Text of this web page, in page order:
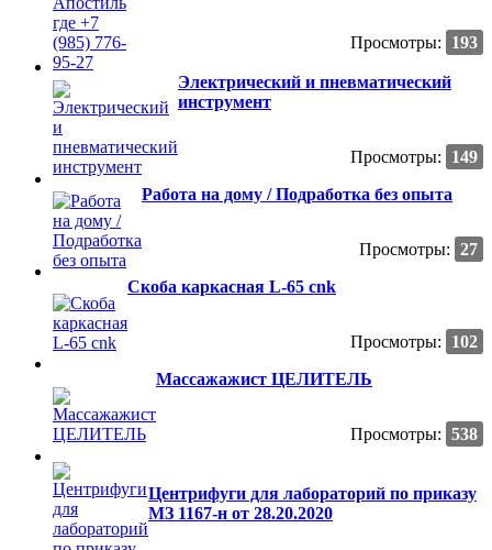
Просмотры: 193
Электрический и пневматический
инструмент
Просмотры:
149
Работа на дому / Подработка без опыта
Просмотры: 27
Скоба каркасная L-65 cnk
Просмотры:
102
Массажажист ЦЕЛИТЕЛЬ
Просмотры: 538
Центрифуги для лабораторий по приказу
МЗ 1167-н от 28.20.2020